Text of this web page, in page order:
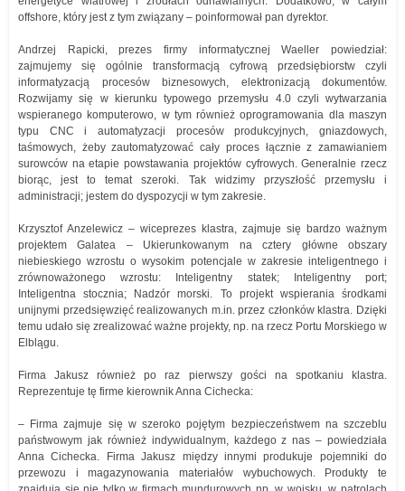
offshore, który jest z tym związany – poinformował pan dyrektor.
Andrzej Rapicki, prezes firmy informatycznej Waeller powiedział:
zajmujemy się ogólnie transformacją cyfrową przedsiębiorstw czyli
informatyzacją procesów biznesowych, elektronizacją dokumentów.
Rozwijamy się w kierunku typowego przemysłu 4.0 czyli wytwarzania
wspieranego komputerowo, w tym również oprogramowania dla maszyn
typu CNC i automatyzacji procesów produkcyjnych, gniazdowych,
taśmowych, żeby zautomatyzować cały proces łącznie z zamawianiem
surowców na etapie powstawania projektów cyfrowych. Generalnie rzecz
biorąc, jest to temat szeroki. Tak widzimy przyszłość przemysłu i
administracji; jestem do dyspozycji w tym zakresie.
Krzysztof Anzelewicz – wiceprezes klastra, zajmuje się bardzo ważnym
projektem Galatea – Ukierunkowanym na cztery główne obszary
niebieskiego wzrostu o wysokim potencjale w zakresie inteligentnego i
zrównoważonego wzrostu: Inteligentny statek; Inteligentny port;
Inteligentna stocznia; Nadzór morski. To projekt wspierania środkami
unijnymi przedsięwzięć realizowanych m.in. przez członków klastra. Dzięki
temu udało się zrealizować ważne projekty, np. na rzecz Portu Morskiego w
Elblągu.
Firma Jakusz również po raz pierwszy gości na spotkaniu klastra.
Reprezentuje tę firme kierownik Anna Cichecka:
– Firma zajmuje się w szeroko pojętym bezpieczeństwem na szczeblu
państwowym jak również indywidualnym, każdego z nas – powiedziała
Anna Cichecka. Firma Jakusz między innymi produkuje pojemniki do
przewozu i magazynowania materiałów wybuchowych. Produkty te